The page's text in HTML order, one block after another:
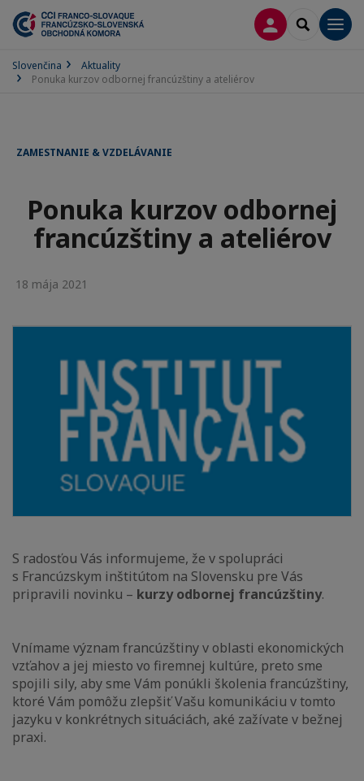
PRIHLÁSENIE
SEARCH
Slovenčina
Aktuality
Ponuka kurzov odbornej francúzštiny a ateliérov
ZAMESTNANIE & VZDELÁVANIE
Ponuka kurzov odbornej
francúzštiny a ateliérov
18 mája 2021
S radosťou Vás informujeme, že v spolupráci
s Francúzskym inštitútom na Slovensku pre Vás
pripravili novinku – kurzy odbornej francúzštiny.
Vnímame význam francúzštiny v oblasti ekonomických
vzťahov a jej miesto vo firemnej kultúre, preto sme
spojili sily, aby sme Vám ponúkli školenia francúzštiny,
ktoré Vám pomôžu zlepšiť Vašu komunikáciu v tomto
jazyku v konkrétnych situáciách, aké zažívate v bežnej
praxi.